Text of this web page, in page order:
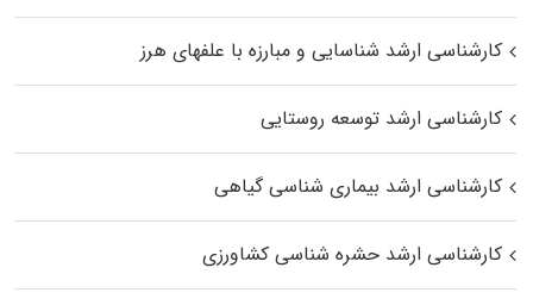
کارشناسی ارشد شناسایی و مبارزه با علفهای هرز
کارشناسی ارشد توسعه روستایی
کارشناسی ارشد بیماری‌ شناسی گیاهی
کارشناسی ارشد حشره‌ شناسی کشاورزی